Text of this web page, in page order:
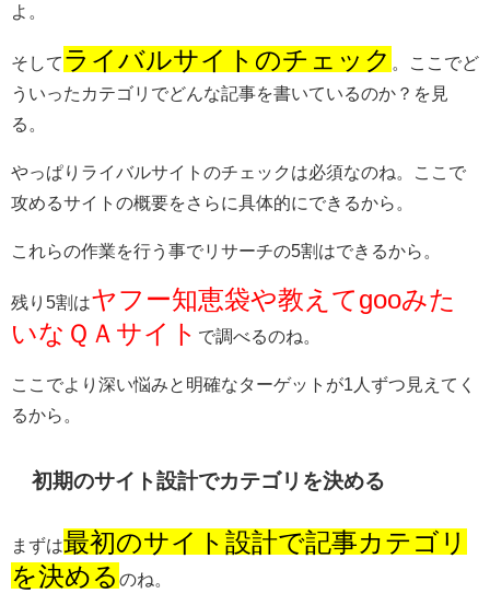
よ。
そして ライバルサイトのチェック
。ここでど
ういったカテゴリでどんな記事を書いているのか？を見
る。
やっぱりライバルサイトのチェックは必須なのね。ここで
攻めるサイトの概要をさらに具体的にできるから。
これらの作業を行う事でリサーチの5割はできるから。
残り5割はヤフー知恵袋や教えてgooみた
いなＱＡサイト で調べるのね。
ここでより深い悩みと明確なターゲットが1人ずつ見えてく
るから。
初期のサイト設計でカテゴリを決める
まずは最初のサイト設計で記事カテゴリ
を決める のね。